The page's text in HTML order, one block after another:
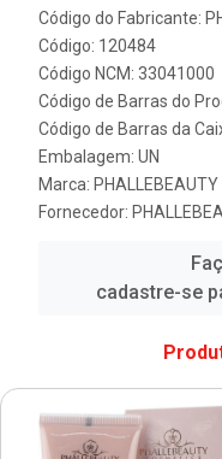
Código do Fabricante:
Código: 120484
Código NCM: 33041000
Código de Barras do
Código de Barras da
Embalagem: UN
Marca: PHALLEBEAUTY
Fornecedor:
cadastre-se